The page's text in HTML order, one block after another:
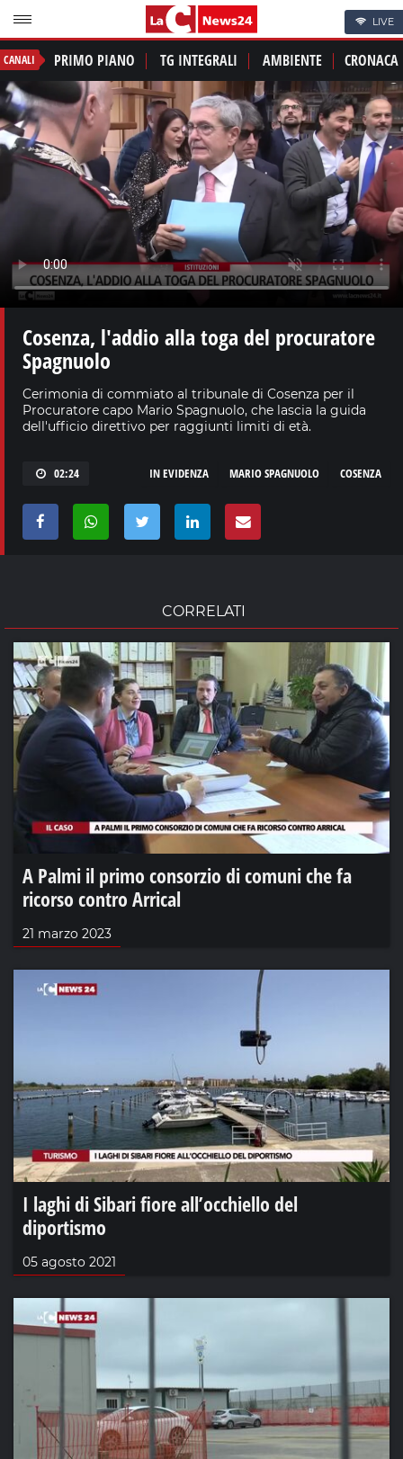
LIVE
CANALI PRIMO PIANO TG INTEGRALI AMBIENTE CRONACA
Cosenza, l'addio alla toga del procuratore
Spagnuolo
Cerimonia di commiato al tribunale di Cosenza per il
Procuratore capo Mario Spagnuolo, che lascia la guida
dell'ufficio direttivo per raggiunti limiti di età.
02:24 COSENZA
MARIO SPAGNUOLO
IN EVIDENZA
CORRELATI
A Palmi il primo consorzio di comuni che fa
ricorso contro Arrical
21 marzo 2023
I laghi di Sibari fiore all’occhiello del
diportismo
05 agosto 2021